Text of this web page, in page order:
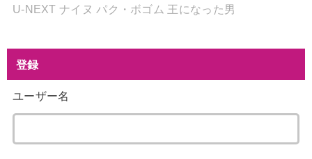
U-NEXT ナイヌ パク・ボゴム 王になった男
登録
ユーザー名